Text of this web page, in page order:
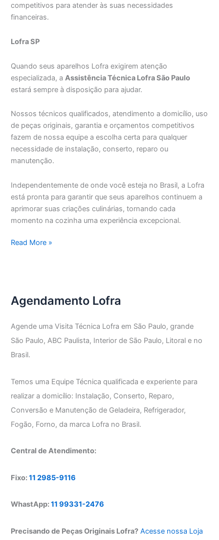
competitivos para atender às suas necessidades
financeiras.
Lofra SP
Quando seus aparelhos Lofra exigirem atenção
especializada, a Assistência Técnica Lofra São Paulo
estará sempre à disposição para ajudar.
Nossos técnicos qualificados, atendimento a domicílio, uso
de peças originais, garantia e orçamentos competitivos
fazem de nossa equipe a escolha certa para qualquer
necessidade de instalação, conserto, reparo ou
manutenção.
Independentemente de onde você esteja no Brasil, a Lofra
está pronta para garantir que seus aparelhos continuem a
aprimorar suas criações culinárias, tornando cada
momento na cozinha uma experiência excepcional.
Assistência
Read More »
Agendamento Lofra
Agende uma Visita Técnica Lofra em São Paulo, grande
São Paulo, ABC Paulista, Interior de São Paulo, Litoral e no
Brasil.
Temos uma Equipe Técnica qualificada e experiente para
realizar a domicílio: Instalação, Conserto, Reparo,
Conversão e Manutenção de Geladeira, Refrigerador,
Fogão, Forno, da marca Lofra no Brasil.
Central de Atendimento:
Fixo:11 2985-9116
WhastApp:11 99331-2476
Precisando de Peças Originais Lofra? Acesse nossa Loja